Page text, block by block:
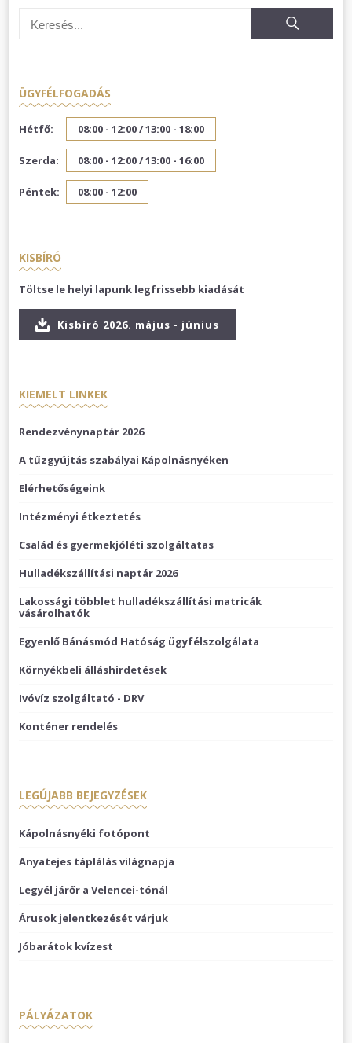
ÜGYFÉLFOGADÁS
Hétfő: 08:00 - 12:00 /13:00 - 18:00
Szerda: 08:00 - 12:00 /13:00 - 16:00
Péntek: 08:00 - 12:00
KISBÍRÓ
Töltse le helyi lapunk legfrissebb kiadását
Kisbíró 2026. május - június
KIEMELT LINKEK
Rendezvénynaptár 2026
A tűzgyújtás szabályai Kápolnásnyéken
Elérhetőségeink
Intézményi étkeztetés
Család és gyermekjóléti szolgáltatas
Hulladékszállítási naptár 2026
Lakossági többlet hulladékszállítási matricák
vásárolhatók
Egyenlő Bánásmód Hatóság ügyfélszolgálata
Környékbeli álláshirdetések
Ivóvíz szolgáltató - DRV
Konténer rendelés
LEGÚJABB BEJEGYZÉSEK
Kápolnásnyéki fotópont
Anyatejes táplálás világnapja
Legyél járőr a Velencei-tónál
Árusok jelentkezését várjuk
Jóbarátok kvízest
PÁLYÁZATOK